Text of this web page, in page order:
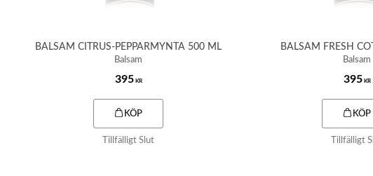
BALSAM CITRUS-PEPPARMYNTA 500 ML
Balsam
395KR
BALSAM FRESH
Balsam
395KR